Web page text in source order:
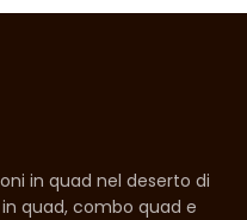
in quad nel deserto di
quad, combo quad e